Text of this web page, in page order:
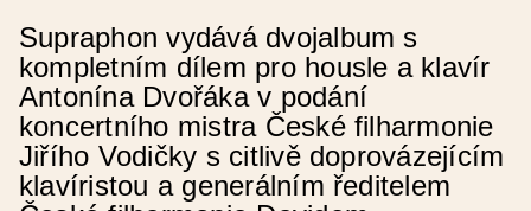
Supraphon vydává dvojalbum s
kompletním dílem pro housle a klavír
Antonína Dvořáka v podání
koncertního mistra České filharmonie
Jiřího Vodičky s citlivě doprovázejícím
klavíristou a generálním ředitelem
Název události (česky)
Název události (anglicky)